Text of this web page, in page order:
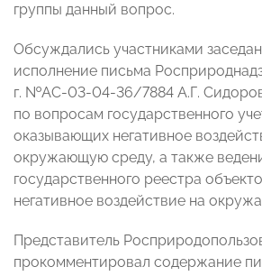
группы данный вопрос.
Обсуждались участниками
исполнение письма
г. №АС-03-04-36/7884 А.Г.
по вопросам государственного
оказывающих негативное
окружающую среду, а также
государственного реестра
негативное воздействие на
Представитель
прокомментировал содержание